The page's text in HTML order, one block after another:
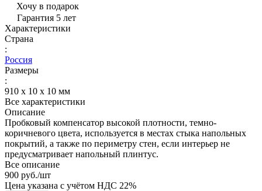
Хочу в подарок
Гарантия 5 лет
Характеристики
Страна
:
Россия
Размеры
:
910 х 10 х 10 мм
Все характеристики
Описание
Пробковый компенсатор высокой плотности, темно-
коричневого цвета, используется в местах стыка напольных
покрытий, а также по периметру стен, если интерьер не
предусматривает напольный плинтус.
Все описание
900 руб./шт
Цена указана с учётом НДС 22%